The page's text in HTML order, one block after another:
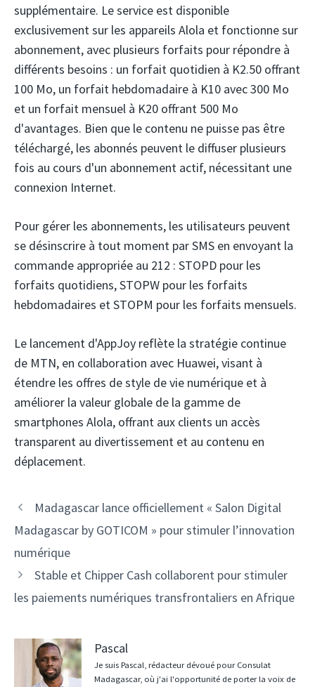
supplémentaire. Le service est disponible
exclusivement sur les appareils Alola et fonctionne sur
abonnement, avec plusieurs forfaits pour répondre à
différents besoins : un forfait quotidien à K2.50 offrant
100 Mo, un forfait hebdomadaire à K10 avec 300 Mo
et un forfait mensuel à K20 offrant 500 Mo
d'avantages. Bien que le contenu ne puisse pas être
téléchargé, les abonnés peuvent le diffuser plusieurs
fois au cours d'un abonnement actif, nécessitant une
connexion Internet.
Pour gérer les abonnements, les utilisateurs peuvent
se désinscrire à tout moment par SMS en envoyant la
commande appropriée au 212 : STOPD pour les
forfaits quotidiens, STOPW pour les forfaits
hebdomadaires et STOPM pour les forfaits mensuels.
Le lancement d'AppJoy reflète la stratégie continue
de MTN, en collaboration avec Huawei, visant à
étendre les offres de style de vie numérique et à
améliorer la valeur globale de la gamme de
smartphones Alola, offrant aux clients un accès
transparent au divertissement et au contenu en
déplacement.
Navigation
des
articles
Madagascar lance officiellement « Salon Digital
Madagascar by GOTICOM » pour stimuler l’innovation
numérique
Stable et Chipper Cash collaborent pour stimuler
les paiements numériques transfrontaliers en Afrique
Pascal
Je suis Pascal, rédacteur dévoué pour Consulat
Madagascar, où j'ai l'opportunité de porter la voix de